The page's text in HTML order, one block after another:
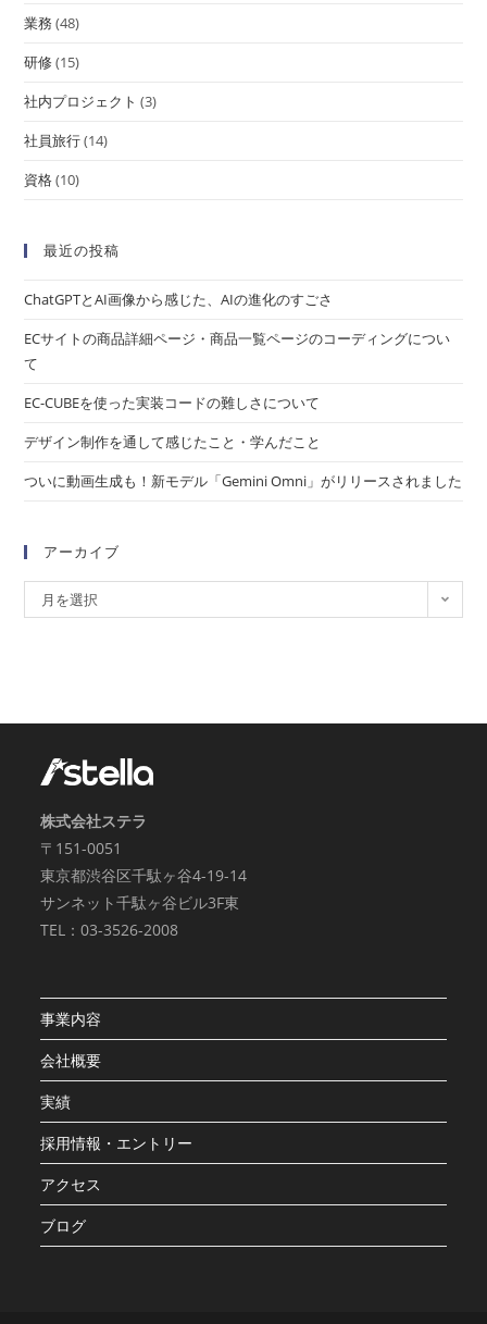
業務(48)
研修(15)
社内プロジェクト (3)
社員旅行(14)
資格(10)
最近の投稿
ChatGPTとAI画像から感じた、AIの進化のすごさ
ECサイトの商品詳細ページ・商品一覧ページのコーディングについ
て
EC-CUBEを使った実装コードの難しさについて
デザイン制作を通して感じたこと・学んだこと
ついに動画生成も！新モデル「Gemini Omni」がリリースされました
アーカイブ
月を選択
株式会社ステラ
〒151-0051
東京都渋谷区千駄ヶ谷4-19-14
サンネット千駄ヶ谷ビル3F東
TEL：03-3526-2008
事業内容
会社概要
実績
採用情報・エントリー
アクセス
ブログ